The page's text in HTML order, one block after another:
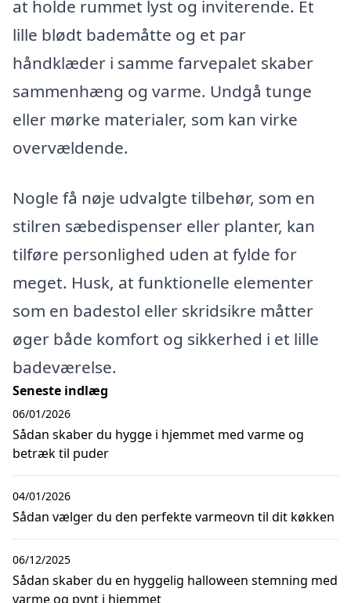
at holde rummet lyst og inviterende. Et
lille blødt bademåtte og et par
håndklæder i samme farvepalet skaber
sammenhæng og varme. Undgå tunge
eller mørke materialer, som kan virke
overvældende.
Nogle få nøje udvalgte tilbehør, som en
stilren sæbedispenser eller planter, kan
tilføre personlighed uden at fylde for
meget. Husk, at funktionelle elementer
som en badestol eller skridsikre måtter
øger både komfort og sikkerhed i et lille
badeværelse.
Seneste indlæg
Sådan skaber du hygge i hjemmet med varme og
betræk til puder
06/01/2026
Sådan vælger du den perfekte varmeovn til dit køkken
04/01/2026
Sådan skaber du en hyggelig halloween stemning med
varme og pynt i hjemmet
06/12/2025